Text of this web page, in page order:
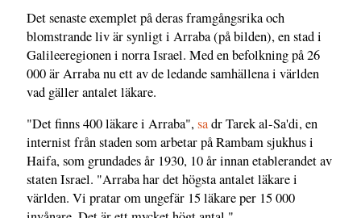
Det senaste exemplet på deras framgångsrika och
blomstrande liv är synligt i Arraba (på bilden), en stad i
Galileeregionen i norra Israel. Med en befolkning på 26
000 är Arraba nu ett av de ledande samhällena i världen
vad gäller antalet läkare.
"Det finns 400 läkare i Arraba",sadr Tarek al-Sa'di, en
internist från staden som arbetar på Rambam sjukhus i
Haifa, som grundades år 1930, 10 år innan etablerandet av
staten Israel. "Arraba har det högsta antalet läkare i
världen. Vi pratar om ungefär 15 läkare per 15 000